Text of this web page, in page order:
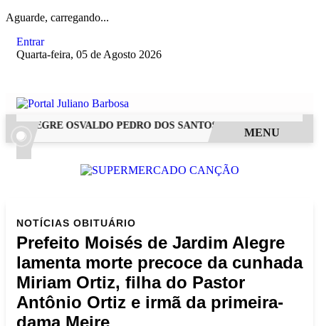
Aguarde, carregando...
Entrar
Quarta-feira, 05 de Agosto 2026
ALEGRE OSVALDO PEDRO DOS SANTOS, O “NEGUINHO DA
MENU
NOTÍCIAS OBITUÁRIO
Prefeito Moisés de Jardim Alegre
lamenta morte precoce da cunhada
Miriam Ortiz, filha do Pastor
Antônio Ortiz e irmã da primeira-
dama Meire